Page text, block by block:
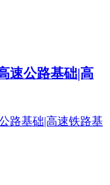
速公路基础|高